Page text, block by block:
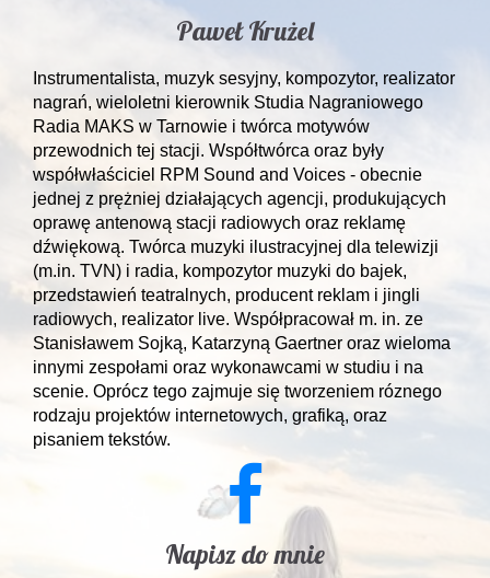
Paweł Krużel
Instrumentalista, muzyk sesyjny, kompozytor, realizator
nagrań, wieloletni kierownik Studia Nagraniowego
Radia MAKS w Tarnowie i twórca motywów
przewodnich tej stacji. Współtwórca oraz były
współwłaściciel RPM Sound and Voices - obecnie
jednej z prężniej działających agencji, produkujących
oprawę antenową stacji radiowych oraz reklamę
dźwiękową. Twórca muzyki ilustracyjnej dla telewizji
(m.in. TVN) i radia, kompozytor muzyki do bajek,
przedstawień teatralnych, producent reklam i jingli
radiowych, realizator live. Współpracował m. in. ze
Stanisławem Sojką, Katarzyną Gaertner oraz wieloma
innymi zespołami oraz wykonawcami w studiu i na
scenie. Oprócz tego zajmuje się tworzeniem róznego
rodzaju projektów internetowych, grafiką, oraz
pisaniem tekstów.
Napisz do mnie